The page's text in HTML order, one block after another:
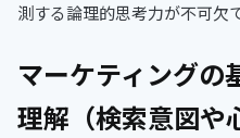
測する論理的思考力が不可欠
マーケティングの
理解（検索意図や